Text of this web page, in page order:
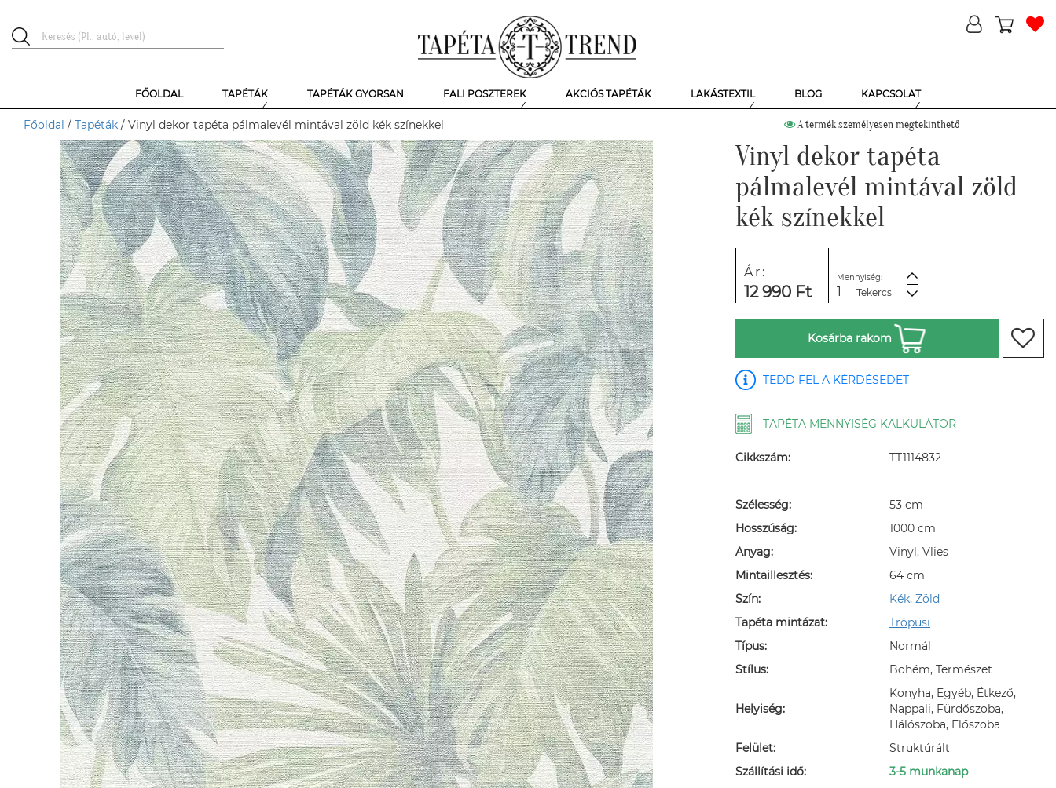
FŐOLDAL TAPÉTÁK TAPÉTÁK GYORSAN FALI POSZTEREK AKCIÓS TAPÉTÁK LAKÁSTEXTIL BLOG KAPCSOLAT
Főoldal / Tapéták / Vinyl dekor tapéta pálmalevél mintával zöld kék színekkel A termék személyesen megtekinthető
Vinyl dekor tapéta
pálmalevél mintával zöld
kék színekkel
Ár:
12 990 Ft
Mennyiség:
Tekercs
Kosárba rakom
TEDD FEL A KÉRDÉSEDET
TAPÉTA MENNYISÉG KALKULÁTOR
Cikkszám: TT1114832
Szélesség:
53 cm
Hosszúság:
1000 cm
Anyag:
Vinyl, Vlies
Mintaillesztés:
64 cm
Szín:
Kék, Zöld
Tapéta mintázat:
Trópusi
Típus:
Normál
Stílus:
Bohém, Természet
Helyiség:
Konyha, Egyéb, Étkező,
Nappali, Fürdőszoba,
Hálószoba, Előszoba
Felület:
Struktúrált
Szállítási idő:
3-5 munkanap